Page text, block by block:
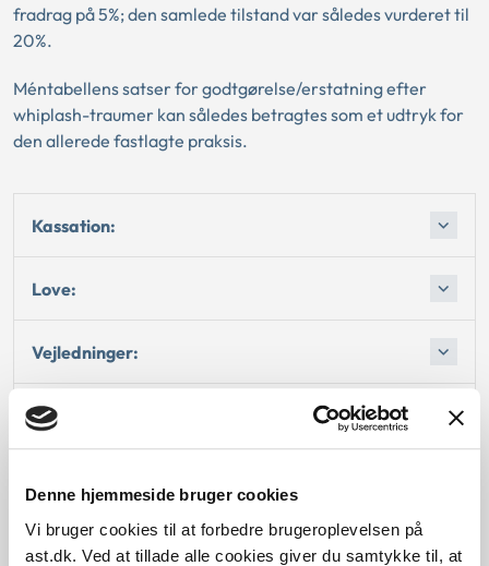
Denne hjemmeside bruger cookies
Vi bruger cookies til at forbedre brugeroplevelsen på
ast.dk. Ved at tillade alle cookies giver du samtykke til, at
fradrag på 5%; den samlede tilstand var således vurderet til
20%.
Méntabellens satser for godtgørelse/erstatning efter
whiplash-traumer kan således betragtes som et udtryk for
den allerede fastlagte praksis.
Kassation:
Love:
Vejledninger:
Afgørelse: